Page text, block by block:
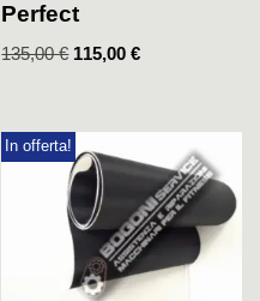
Perfect
135,00€ 115,00€
In offerta!